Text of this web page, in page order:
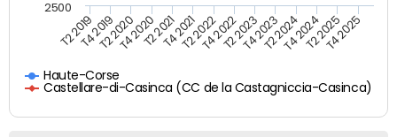
Haute-Corse
Castellare-di-Casinca (CC de la Castagniccia-Casinca)
T2 2019T4 2019T2 2020T4 2020T2 2021T4 2021T2 2022T4 2022T2 2023T4 2023T2 2024T4 2024T2 2025T4 2025
2500